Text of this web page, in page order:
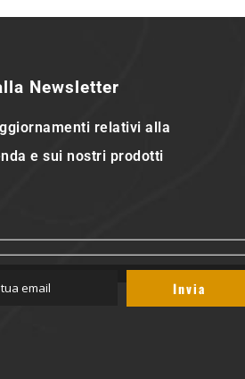
Newsletter
relativi alla
e sui nostri prodotti